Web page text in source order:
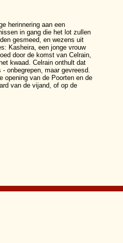
herinnering aan een
in gang die het lot zullen
gesmeed, en wezens uit
Kasheira, een jonge vrouw
door de komst van Celrain,
kwaad. Celrain onthult dat
onbegrepen, maar gevreesd.
opening van de Poorten en de
van de vijand, of op de